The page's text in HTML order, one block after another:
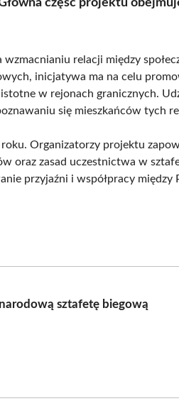
relacji między
inicjatywa ma na celu
w rejonach granicznych.
się mieszkańców tych
Organizatorzy projektu
oraz zasad uczestnictwa w
przyjaźni i współpracy między
sztafetę biegową